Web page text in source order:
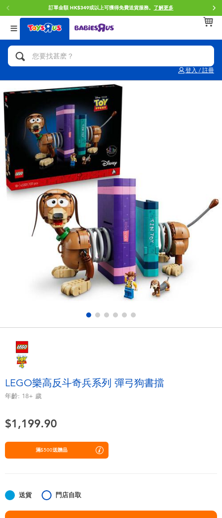
訂單金額 HK$349或以上可獲得免費送貨服務。 了解更多
登入 / 註冊
返回
分類目錄
人氣英雄,角色扮演,射擊玩具
單車,滑板車,騎乘車
拼砌組合及樂高LEGO
玩具車,貨車,火車及遙控系列
手工藝,文具,蠟筆,泥膠,畫板
娃娃, 芭比,收藏公仔
電子玩具
遊戲及拼圖系列
益智學習玩具
戶外及運動用品
毛毛公仔玩具
夏日用品
嬰兒及學前玩具
返回
品牌
Brunch Brother 早午餐兄弟
Toy Story反斗奇兵
Spider-Man蜘蛛俠
Mini Brands
Play-Doh培樂多
Pokemon寶可夢
playpop
LEGO樂高
LeapFrog跳跳蛙
返回
年齢
0~2歳
5~7歳
8~11歳
12~14歳
14歳以上
LEGO樂高反斗奇兵系列 彈弓狗書擋
年齡: 18+ 歲
$1,199.90
滿$500送贈品
送貨 門店自取